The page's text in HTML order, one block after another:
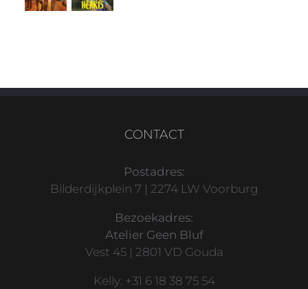
CONTACT
Postadres:
Bilderdijkplein 7 | 2274 LW Voorburg
Bezoekadres:
Atelier Geen Bluf
Vest 45 | 2801 VD Gouda
Kelly: +31 6 18 38 75 54